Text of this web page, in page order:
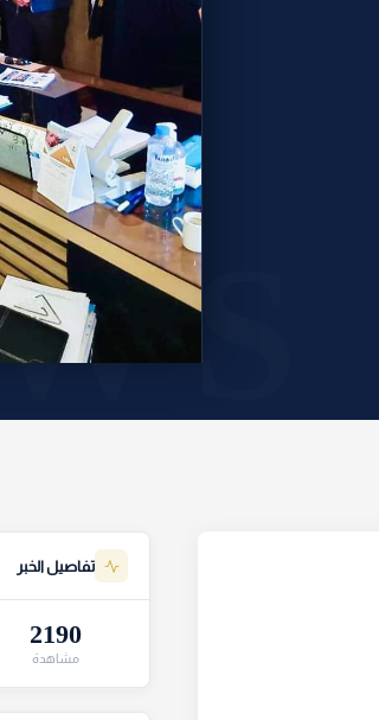
تفاصيل الخبر
2190
مشاهدة